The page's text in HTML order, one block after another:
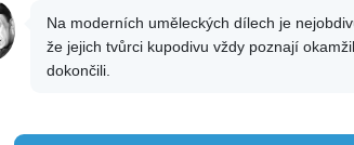
Na moderních uměleckých dílech je
že jejich tvůrci kupodivu vždy poznají
dokončili.